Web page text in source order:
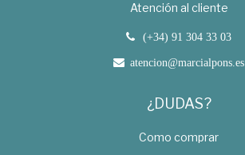
Atención al cliente
(+34) 91 304 33 03
atencion@marcialpons.es
¿DUDAS?
Como comprar